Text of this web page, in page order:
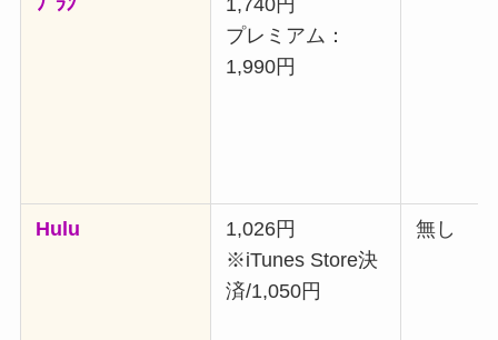
ﾌﾟﾗﾝ
1,740円
プレミアム：
1,990円
Hulu
1,026円
※iTunes Store決
済/1,050円
無し